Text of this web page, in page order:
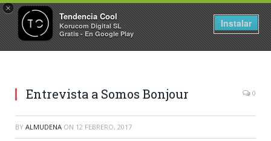
×
Tendencia Cool
Korucom Digital SL
Gratis - En Google Play
Instalar
Entrevista a Somos Bonjour 0
BY ALMUDENA ON 12 FEBRERO, 2017